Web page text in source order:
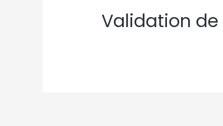
Validation